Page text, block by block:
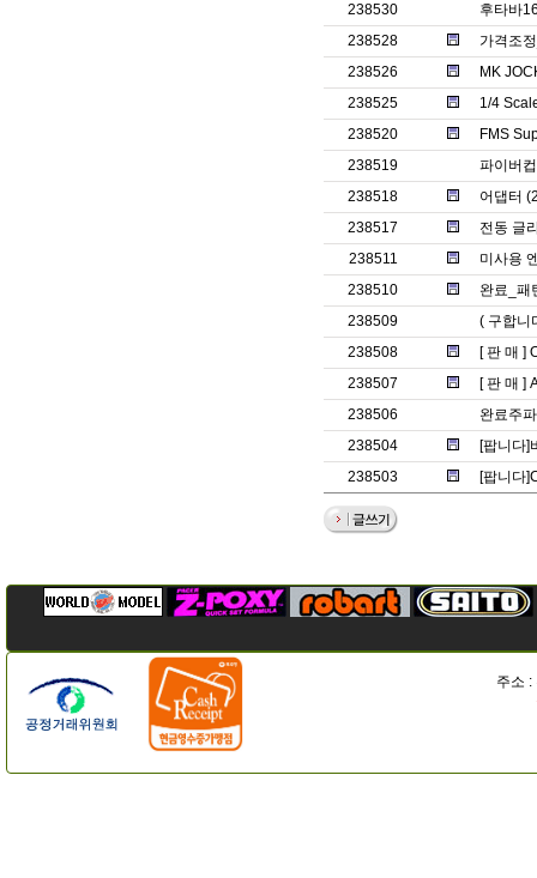
238530
후타바
238528
가격조
238526
MK
238525
1/4
238520
FMS
238519
파이버
238518
어댑터
238517
전동 글
238511
미사용
238510
완료_패
238509
( 구합니
238508
[ 판 매 ]
238507
[ 판 매 ]
238506
완료주
238504
[팝니다]
238503
[팝니다
주소